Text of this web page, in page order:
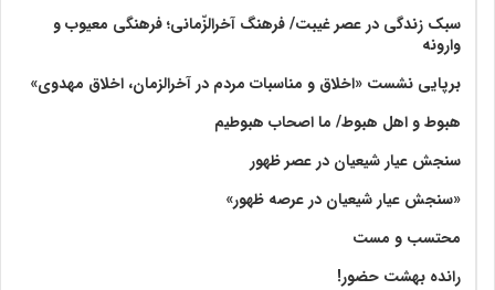
سبک زندگی در عصر غیبت/ فرهنگ آخرالزّمانی؛ فرهنگی معیوب و
وارونه
برپایی نشست «اخلاق و مناسبات مردم در آخرالزمان، اخلاق مهدوی»
هبوط و اهل هبوط/ ما اصحاب هبوطیم
سنجش عیار شیعیان در عصر ظهور
«سنجش عیار شیعیان در عرصه ظهور»
محتسب و مست
رانده بهشت‌ حضور!